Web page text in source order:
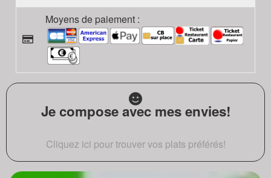
Moyens de paiement :
Je compose avec mes envies!
Cliquez ici pour trouver vos plats préférés!